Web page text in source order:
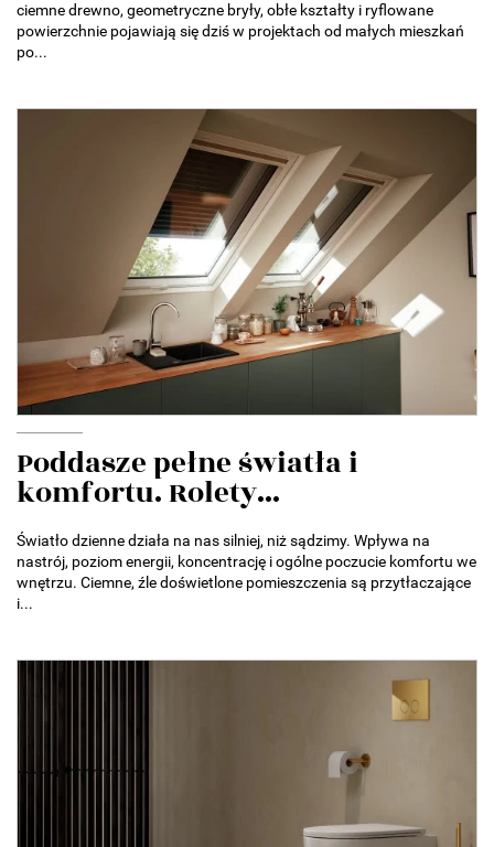
ciemne drewno, geometryczne bryły, obłe kształty i ryflowane
powierzchnie pojawiają się dziś w projektach od małych mieszkań
po...
Poddasze pełne światła i
komfortu. Rolety...
Światło dzienne działa na nas silniej, niż sądzimy. Wpływa na
nastrój, poziom energii, koncentrację i ogólne poczucie komfortu we
wnętrzu. Ciemne, źle doświetlone pomieszczenia są przytłaczające
i...